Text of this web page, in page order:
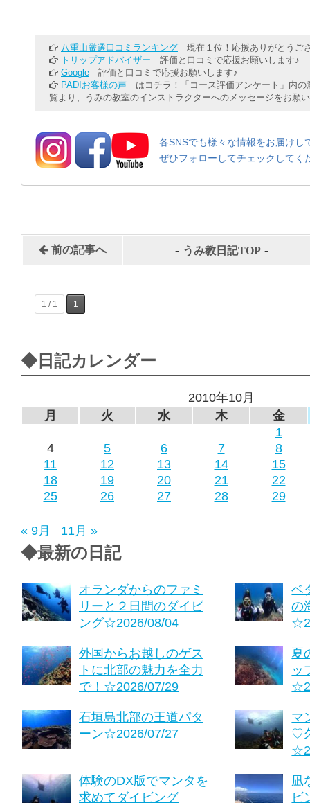
八重山厳選口コミランキング 現在１位！応援ありがとうご
トリップアドバイザー 評価と口コミで応援お願いします♪
Google 評価と口コミで応援お願いします♪
PADIお客様の声 はコチラ！「コース評価アンケート」内の
覧より、うみの教室のインストラクターへのメッセージをお願
各SNSでも様々な情報をお届けし
ぜひフォローしてチェックしてく
前の記事へ - うみ教日記TOP -
1 / 1 1
◆日記カレンダー
2010年10月
月
火 水 木
金
1
4
5 6 7
8
11
12 13 14
15
18
19 20 21
22
25
26 27 28 29
« 9月 11月 »
◆最新の日記
オランダからのファミ
リーと２日間のダイビ
ング☆2026/08/04
ベ
の
外国からお越しのゲス
トに北部の魅力を全力
で！☆2026/07/29
夏
ッ
石垣島北部の王道パタ
ーン☆2026/07/27
マ
♡
体験のDX版でマンタを
求めてダイビング
凪
ビ